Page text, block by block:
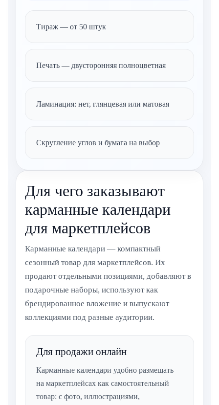
Тираж — от 50 штук
Печать — двусторонняя полноцветная
Ламинация: нет, глянцевая или матовая
Скругление углов и бумага на выбор
Для чего заказывают
карманные календари
для маркетплейсов
Карманные календари — компактный
сезонный товар для маркетплейсов. Их
продают отдельными позициями, добавляют в
подарочные наборы, используют как
брендированное вложение и выпускают
коллекциями под разные аудитории.
Для продажи онлайн
Карманные календари удобно размещать
на маркетплейсах как самостоятельный
товар: с фото, иллюстрациями,